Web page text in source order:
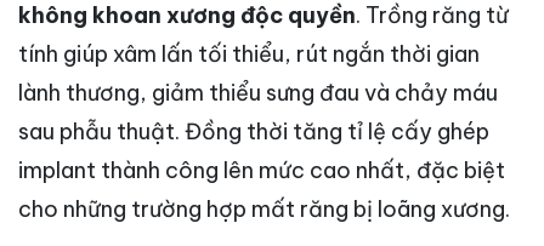
không khoan xương độc quyền. Trồng răng từ
tính giúp xâm lấn tối thiểu, rút ngắn thời gian
lành thương, giảm thiểu sưng đau và chảy máu
sau phẫu thuật. Đồng thời tăng tỉ lệ cấy ghép
implant thành công lên mức cao nhất, đặc biệt
cho những trường hợp mất răng bị loãng xương.